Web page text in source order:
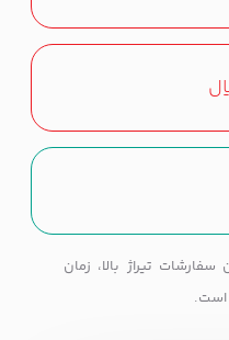
سفارشات تیراژ بالا، زمان
است.